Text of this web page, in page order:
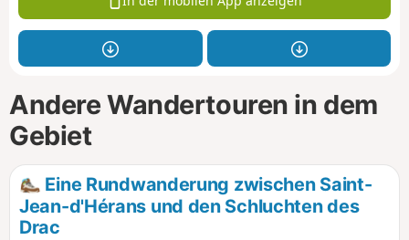
Andere Wandertouren in dem
Gebiet
Eine Rundwanderung zwischen Saint-
Jean-d'Hérans und den Schluchten des
Drac